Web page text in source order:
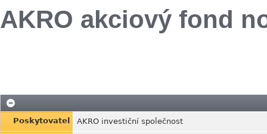
AKRO akciový fond
Poskytovatel AKRO investiční společnost